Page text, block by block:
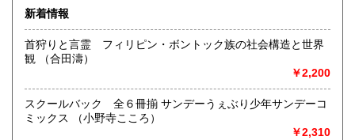
おじいさんの本、買います！
次の世代のために蔵書をお譲りください。全国対応します。
店舗は吉祥寺駅から２分・井の頭通り。「日本の古本屋」に
登録しているのは、在庫約８万点の１割ほどです。
新着情報
首狩りと言霊 フィリピン・ボントック族の社会構造と世界
観 （合田濤）
￥2,200
スクールバック 全６冊揃 サンデーうぇぶり少年サンデーコ
ミックス （小野寺こころ）
￥2,310